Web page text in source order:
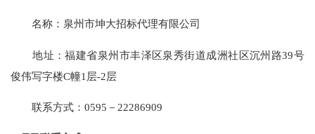
名称： 泉州市坤大招标代理有限公司
地址：福建省泉州市丰泽区泉秀街道成洲社区沉州路39号
俊伟写字楼C幢1层-2层
联系方式：0595－22286909